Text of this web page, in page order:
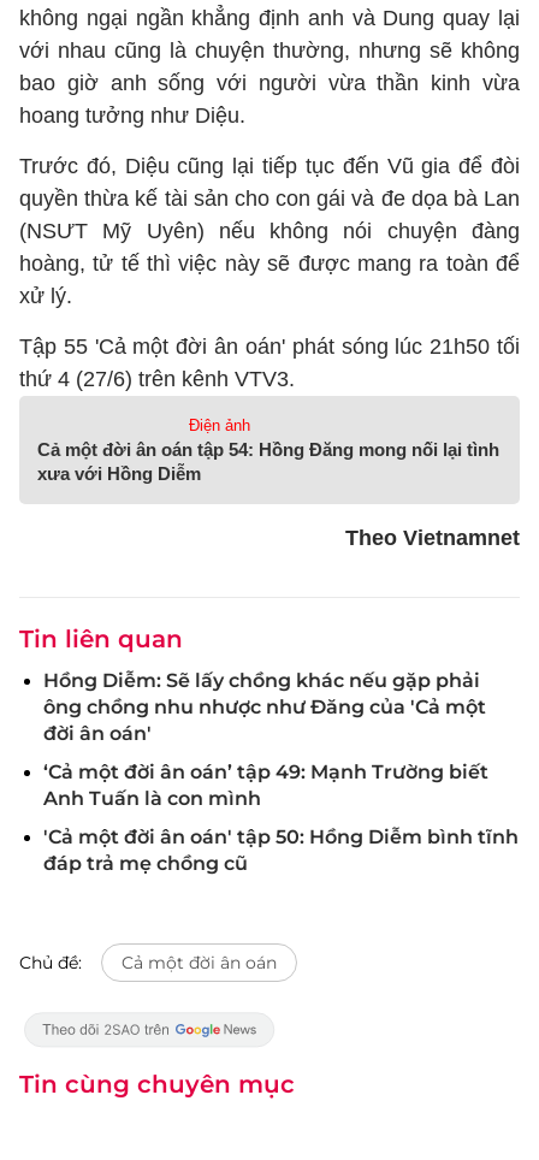
không ngại ngần khẳng định anh và Dung quay lại
với nhau cũng là chuyện thường, nhưng sẽ không
bao giờ anh sống với người vừa thần kinh vừa
hoang tưởng như Diệu.
Trước đó, Diệu cũng lại tiếp tục đến Vũ gia để đòi
quyền thừa kế tài sản cho con gái và đe dọa bà Lan
(NSƯT Mỹ Uyên) nếu không nói chuyện đàng
hoàng, tử tế thì việc này sẽ được mang ra toàn để
xử lý.
Tập 55 'Cả một đời ân oán' phát sóng lúc 21h50 tối
thứ 4 (27/6) trên kênh VTV3.
Điện ảnh
Cả một đời ân oán tập 54: Hồng Đăng mong nối lại tình
xưa với Hồng Diễm
Theo Vietnamnet
Tin liên quan
Hồng Diễm: Sẽ lấy chồng khác nếu gặp phải
ông chồng nhu nhược như Đăng của 'Cả một
đời ân oán'
‘Cả một đời ân oán’ tập 49: Mạnh Trường biết
Anh Tuấn là con mình
'Cả một đời ân oán' tập 50: Hồng Diễm bình tĩnh
đáp trả mẹ chồng cũ
Chủ đề: Cả một đời ân oán
Tin cùng chuyên mục